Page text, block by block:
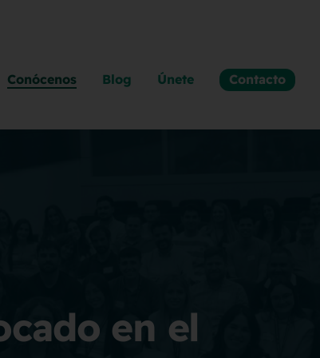
Conócenos Blog Únete Contacto
en el